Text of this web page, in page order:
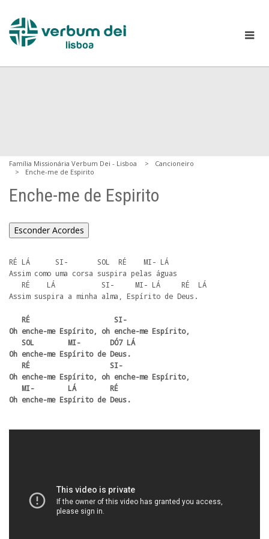
Família Missionária Verbum Dei - Lisboa
Cancioneiro
Enche-me de Espirito
Enche-me de Espirito
Esconder Acordes
RÉ LÁ      SI-       SOL  RÉ    MI- LÁ
Assim como uma corsa suspira pelas águas
Assim suspira a minha alma, Espírito de Deus.
Oh enche-me Espírito, oh enche-me Espírito,
Oh enche-me Espírito de Deus.
Oh enche-me Espírito, oh enche-me Espírito,
Oh enche-me Espírito de Deus.